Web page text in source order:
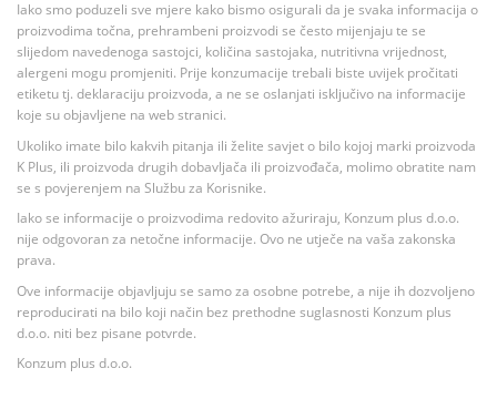
Iako smo poduzeli sve mjere kako bismo osigurali da je svaka informacija o
proizvodima točna, prehrambeni proizvodi se često mijenjaju te se
slijedom navedenoga sastojci, količina sastojaka, nutritivna vrijednost,
alergeni mogu promjeniti. Prije konzumacije trebali biste uvijek pročitati
etiketu tj. deklaraciju proizvoda, a ne se oslanjati isključivo na informacije
koje su objavljene na web stranici.
Ukoliko imate bilo kakvih pitanja ili želite savjet o bilo kojoj marki proizvoda
K Plus, ili proizvoda drugih dobavljača ili proizvođača, molimo obratite nam
se s povjerenjem na Službu za Korisnike.
Iako se informacije o proizvodima redovito ažuriraju, Konzum plus d.o.o.
nije odgovoran za netočne informacije. Ovo ne utječe na vaša zakonska
prava.
Ove informacije objavljuju se samo za osobne potrebe, a nije ih dozvoljeno
reproducirati na bilo koji način bez prethodne suglasnosti Konzum plus
d.o.o. niti bez pisane potvrde.
Konzum plus d.o.o.